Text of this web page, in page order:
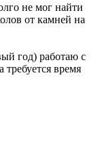
не мог найти
от камней на
год) работаю с
время